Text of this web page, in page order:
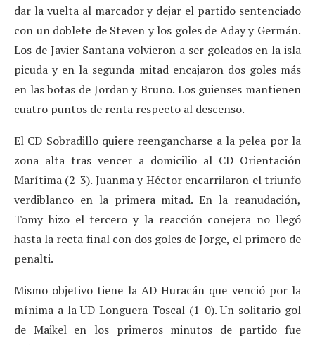
dar la vuelta al marcador y dejar el partido sentenciado
con un doblete de Steven y los goles de Aday y Germán.
Los de Javier Santana volvieron a ser goleados en la isla
picuda y en la segunda mitad encajaron dos goles más
en las botas de Jordan y Bruno. Los guienses mantienen
cuatro puntos de renta respecto al descenso.
El CD Sobradillo quiere reengancharse a la pelea por la
zona alta tras vencer a domicilio al CD Orientación
Marítima (2-3). Juanma y Héctor encarrilaron el triunfo
verdiblanco en la primera mitad. En la reanudación,
Tomy hizo el tercero y la reacción conejera no llegó
hasta la recta final con dos goles de Jorge, el primero de
penalti.
Mismo objetivo tiene la AD Huracán que venció por la
mínima a la UD Longuera Toscal (1-0). Un solitario gol
de Maikel en los primeros minutos de partido fue